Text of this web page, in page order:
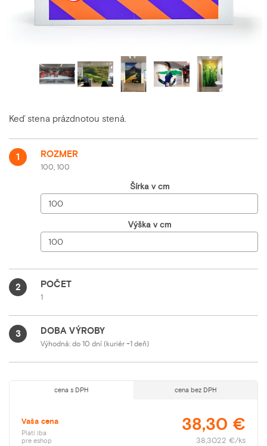
Keď stena prázdnotou stená.
1 ROZMER
100, 100
Šírka v cm
Výška v cm
2 POČET
1
3 DOBA VÝROBY
Výhodná: do 10 dní (kuriér +1 deň)
cena s DPH cena bez DPH
Vaša cena 38,30 €
Platí iba
pre eshop
38,3022 €/ks